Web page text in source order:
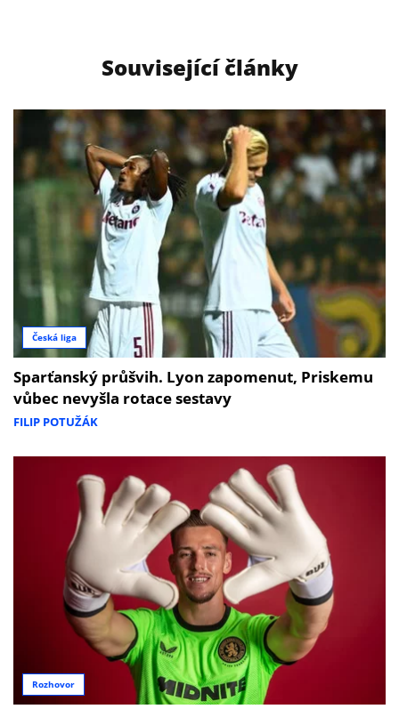
Související články
Česká liga
Sparťanský průšvih. Lyon zapomenut, Priskemu
vůbec nevyšla rotace sestavy
FILIP POTUŽÁK
Rozhovor